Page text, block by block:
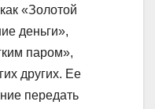
«Золотой
деньги»,
паром»,
других. Ее
передать